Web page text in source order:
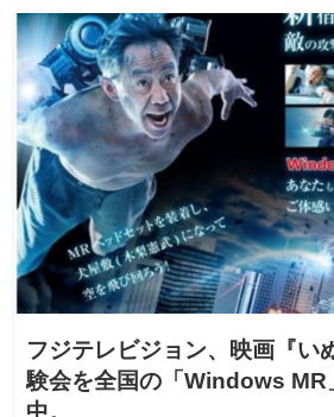
フジテレビジョン、映画『い
験会を全国の「Windows MR
中。